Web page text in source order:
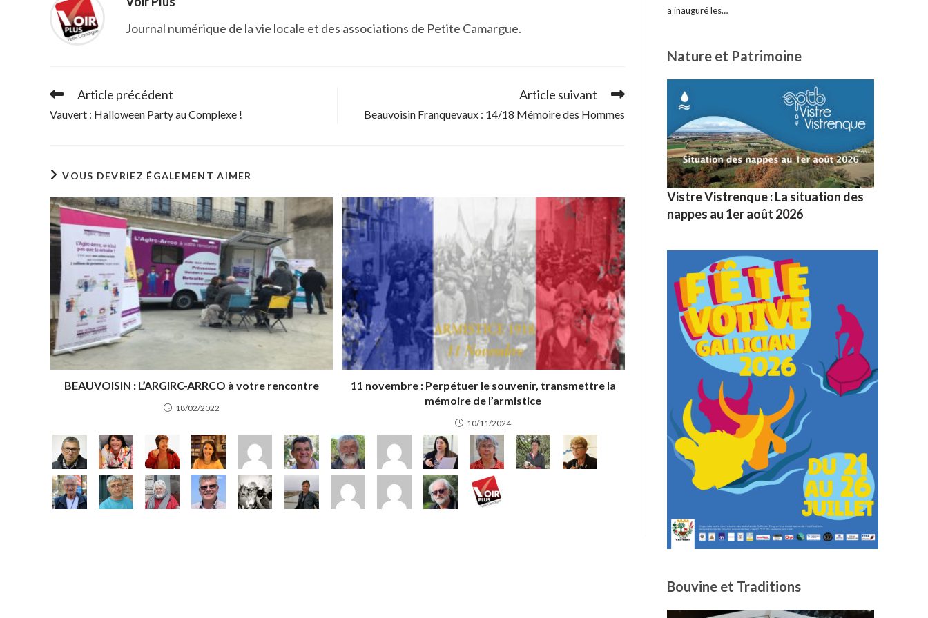
Journal numérique de la vie locale et des associations de Petite Camargue.
Read
articles
Article précédent
Vauvert : Halloween Party au Complexe !
Article suivant
Beauvoisin Franquevaux : 14/18 Mémoire des Hommes
VOUS DEVRIEZ ÉGALEMENT AIMER
BEAUVOISIN : L’ARGIRC-ARRCO à votre rencontre
18/02/2022
11 novembre : Perpétuer le souvenir, transmettre la
mémoire de l’armistice
10/11/2024
a inauguré les…
Nature et Patrimoine
Vistre Vistrenque : La situation des
nappes au 1er août 2026
Bouvine et Traditions